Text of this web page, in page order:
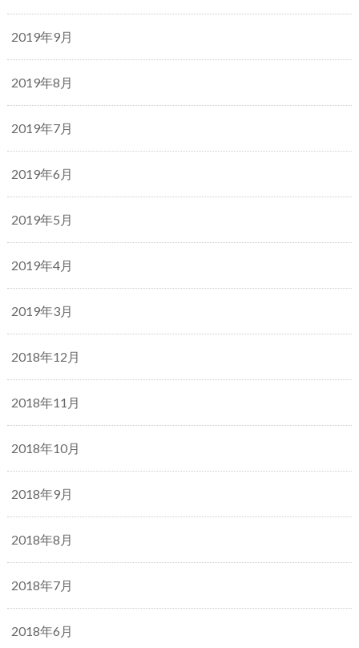
2019年9月
2019年8月
2019年7月
2019年6月
2019年5月
2019年4月
2019年3月
2018年12月
2018年11月
2018年10月
2018年9月
2018年8月
2018年7月
2018年6月